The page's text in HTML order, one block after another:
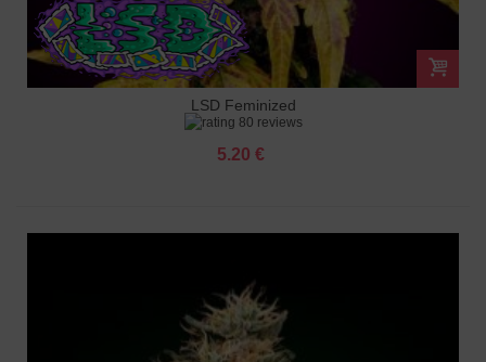
LSD Feminized
80 reviews
5.20 €